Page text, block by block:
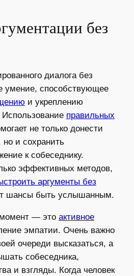
без
диалога без
умение, способствующее
и укреплению
правильных
не только донести
но и сохранить
к собеседнику.
эффективных методов,
аргументы без
шансы быть услышанным.
— это активное
эмпатии. Очень важно
очереди высказаться, а
собеседника,
и взгляды. Когда человек